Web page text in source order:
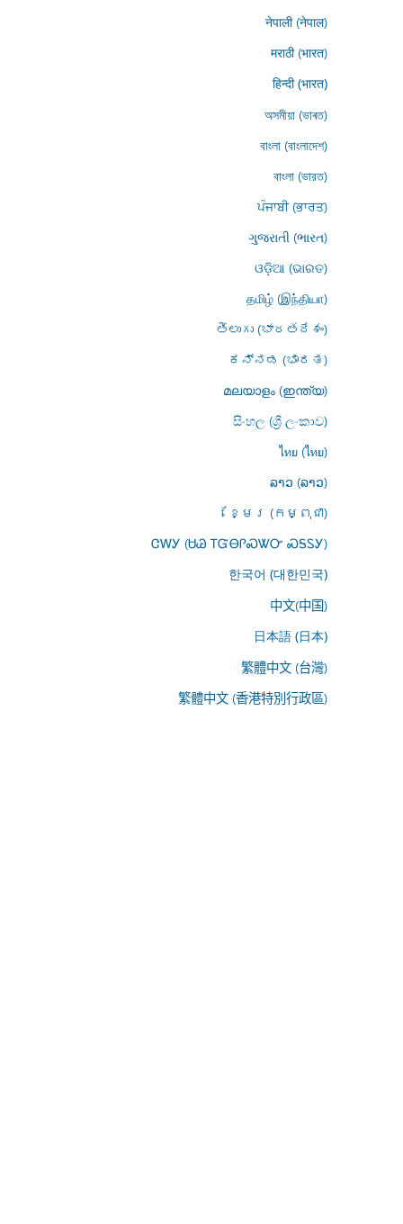
नेपाली (नेपाल)
मराठी (भारत)
हिन्दी (भारत)
অসমীয়া (ভাৰত)
বাংলা (বাংলাদেশ)
বাংলা (ভারত)
ਪੰਜਾਬੀ (ਭਾਰਤ)
ગુજરાતી (ભારત)
ଓଡ଼ିଆ (ଭାରତ)
தமிழ் (இந்தியா)
తెలుగు (భారతదేశం)
ಕನ್ನಡ (ಭಾರತ)
മലയാളം (ഇന്ത്യ)
සිංහල (ශ්‍රී ලංකාව)
ไทย (ไทย)
ລາວ (ລາວ)
ខ្មែរ (កម្ពុជា)
ᏣᎳᎩ (ᏌᏊ ᎢᏳᎾᎵᏍᏔᏅ ᏍᎦᏚᎩ)
한국어 (대한민국)
中文(中国)
日本語 (日本)
繁體中文 (台灣)
繁體中文 (香港特別行政區)